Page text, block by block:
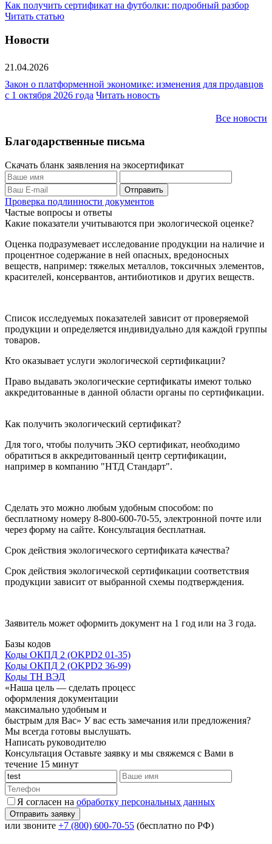
Как получить сертификат на футболки: подробный разбор
Читать статью
Новости
21.04.2026
Закон о платформенной экономике: изменения для продавцов
с 1 октября 2026 года Читать новость
Все новости
Благодарственные письма
Скачать бланк заявления на экосертификат
Проверка подлинности документов
Частые вопросы и ответы
Какие показатели учитываются при экологической оценке?
Оценка подразумевает исследование продукции на наличие и
процентное содержание в ней опасных, вредоносных
веществ, например: тяжелых металлов, токсичных элементов,
красителей, консервантов, антибиотиков и других веществ.
Список исследуемых показателей зависит от проверяемой
продукции и определяется индивидуально для каждой группы
товаров.
Кто оказывает услуги экологической сертификации?
Право выдавать экологические сертификаты имеют только
аккредитованные в данной области органы по сертификации.
Как получить экологический сертификат?
Для того, чтобы получить ЭКО сертификат, необходимо
обратиться в аккредитованный центр сертификации,
например в компанию "НТД Стандарт".
Сделать это можно любым удобным способом: по
бесплатному номеру 8-800-600-70-55, электронной почте или
через форму на сайте. Консультация бесплатная.
Срок действия экологического сертификата качества?
Срок действия экологической сертификации соответствия
продукции зависит от выбранной схемы подтверждения.
Заявитель может оформить документ на 1 год или на 3 года.
Базы кодов
Коды ОКПД 2 (OKPD2 01-35)
Коды ОКПД 2 (OKPD2 36-99)
Коды ТН ВЭД
«Наша цель — сделать процесс
оформления документации
максимально удобным и
быстрым для Вас» У вас есть замечания или предложения?
Мы всегда готовы выслушать.
Написать руководителю
Консультация Оставьте заявку и мы свяжемся с Вами в
течение 15 минут
Я согласен на обработку персональных данных
или звоните +7 (800) 600-70-55 (бесплатно по РФ)